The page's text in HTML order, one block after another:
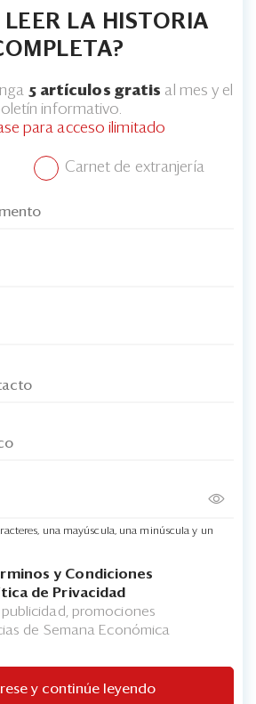
LEER LA HISTORIA
5 artículos gratis al mes y el
informativo.
para acceso ilimitado
Carnet de extranjería
una mayúscula, una minúscula y un
y Condiciones
de Privacidad
promociones
de Semana Económica
y continúe leyendo